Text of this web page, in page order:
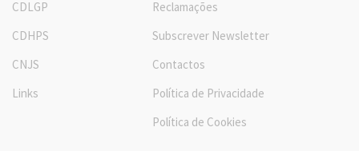
CDLGP
CDHPS
CNJS
Links
Reclamações
Subscrever Newsletter
Contactos
Política de Privacidade
Política de Cookies